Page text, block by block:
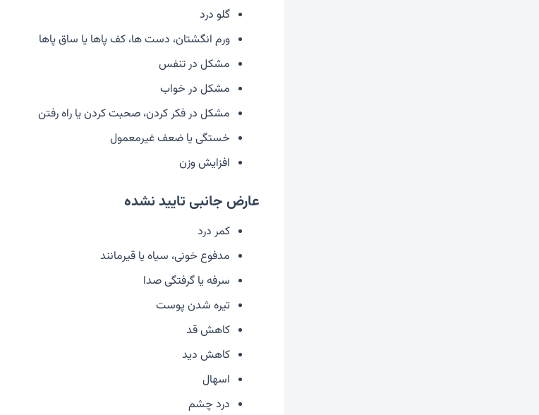
گلو درد
ورم انگشتان، دست ها، کف پاها یا ساق پاها
مشکل در تنفس
مشکل در خواب
مشکل در فکر کردن، صحبت کردن یا راه رفتن
خستگی یا ضعف غیرمعمول
افزایش وزن
عارض جانبی تایید نشده
کمر درد
مدفوع خونی، سیاه یا قیرمانند
سرفه یا گرفتگی صدا
تیره شدن پوست
کاهش قد
کاهش دید
اسهال
درد چشم